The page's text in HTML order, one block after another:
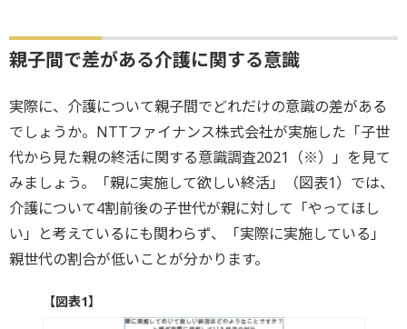
親子間で差がある介護に関する意識
実際に、介護について親子間でどれだけの意識の差がある
でしょうか。NTTファイナンス株式会社が実施した「子世
代から見た親の終活に関する意識調査2021（※）」を見て
みましょう。「親に実施して欲しい終活」（図表1）では、
介護について4割前後の子世代が親に対して「やってほし
い」と考えているにも関わらず、「実際に実施している」
親世代の割合が低いことが分かります。
【図表1】